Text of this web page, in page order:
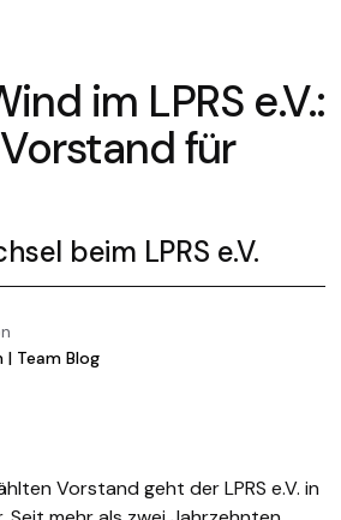
im LPRS e.V.:
für
beim LPRS e.V.
| Team Blog
Vorstand geht der LPRS e.V. in